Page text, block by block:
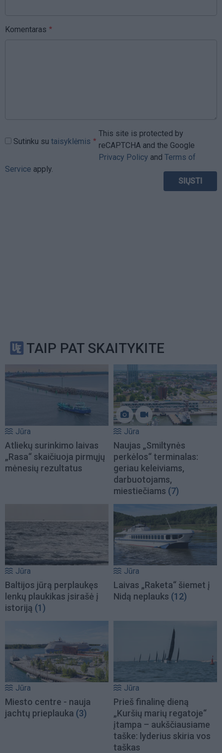
Komentaras
Sutinku su taisyklėmis
This site is protected by
reCAPTCHA and the Google
Privacy Policy and Terms of
Service apply.
TAIP PAT SKAITYKITE
Jūra
Atliekų surinkimo laivas
„Rasa“ skaičiuoja pirmųjų
mėnesių rezultatus
Jūra
Naujas „Smiltynės
perkėlos“ terminalas:
geriau keleiviams,
darbuotojams,
miestiečiams (7)
Jūra
Baltijos jūrą perplaukęs
lenkų plaukikas įsirašė į
istoriją (1)
Jūra
Laivas „Raketa“ šiemet į
Nidą neplauks (12)
Jūra
Miesto centre - nauja
jachtų prieplauka (3)
Jūra
Prieš finalinę dieną
„Kuršių marių regatoje“
įtampa – aukščiausiame
taške: lyderius skiria vos
taškas